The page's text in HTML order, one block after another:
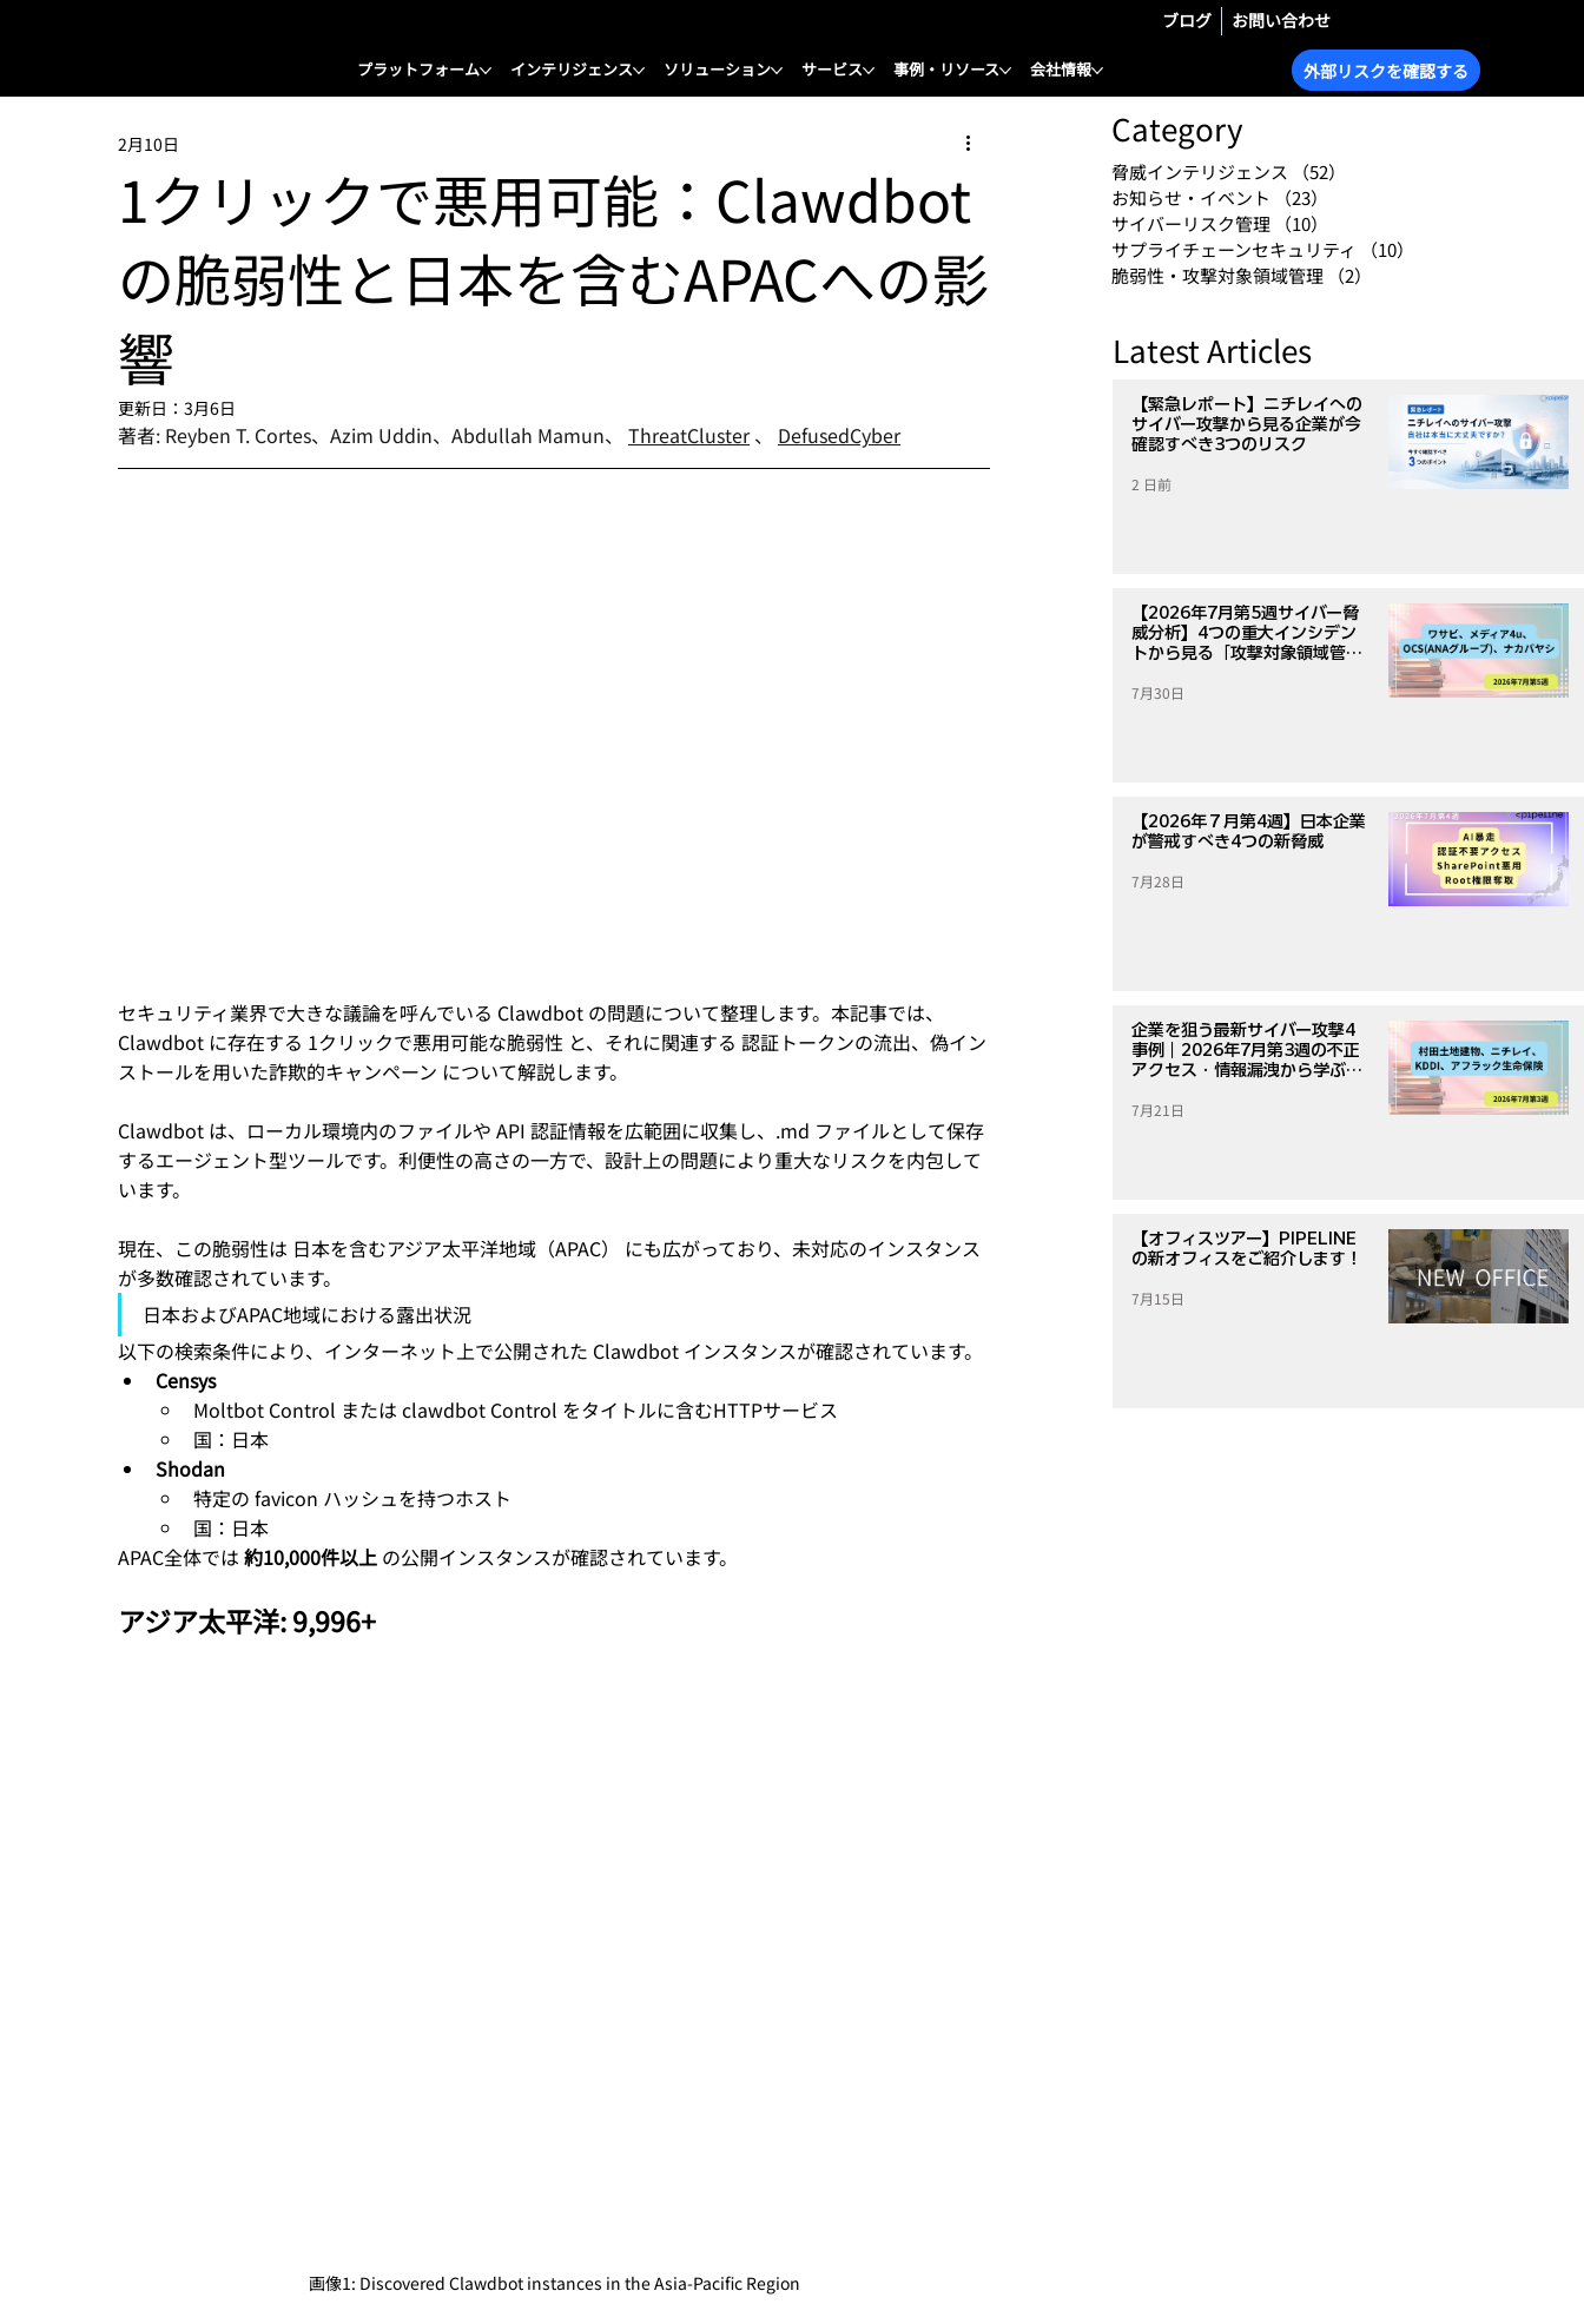
外部リスクを確認する
プラットフォーム インテリジェンス ソリューション サービス 事例・リソース 会社情報
ブログ お問い合わせ
1クリックで悪用可能：Clawdbot
の脆弱性と日本を含むAPACへの影
響
2月10日
更新日： 3月6日
著者: Reyben T. Cortes、Azim Uddin、Abdullah Mamun、 ThreatCluster 、 DefusedCyber
セキュリティ業界で大きな議論を呼んでいる Clawdbot の問題について整理します。本記事では、
Clawdbot に存在する 1クリックで悪用可能な脆弱性 と、それに関連する 認証トークンの流出、偽イン
ストールを用いた詐欺的キャンペーン について解説します。
Clawdbot は、ローカル環境内のファイルや API 認証情報を広範囲に収集し、.md ファイルとして保存
するエージェント型ツールです。利便性の高さの一方で、設計上の問題により重大なリスクを内包して
います。
現在、この脆弱性は 日本を含むアジア太平洋地域（APAC） にも広がっており、未対応のインスタンス
が多数確認されています。
日本およびAPAC地域における露出状況
以下の検索条件により、インターネット上で公開された Clawdbot インスタンスが確認されています。
Censys
Moltbot Control または clawdbot Control をタイトルに含むHTTPサービス
国：日本
Shodan
特定の favicon ハッシュを持つホスト
国：日本
APAC全体では 約10,000件以上 の公開インスタンスが確認されています。
アジア太平洋: 9,996+
画像1: Discovered Clawdbot instances in the Asia-Pacific Region
Category
脅威インテリジェンス （52）
お知らせ・イベント
（23）
サイバーリスク管理
（10）
サプライチェーンセキュリティ
（10）
脆弱性・攻撃対象領域管理
（2）
Latest Articles
【緊急レポート】ニチレイへの
サイバー攻撃から見る企業が今
確認すべき3つのリスク
2 日前
【2026年7月第5週サイバー脅
威分析】4つの重大インシデン
トから見る「攻撃対象領域管
7月30日
【2026年７月第4週】日本企業
が警戒すべき4つの新脅威
7月28日
企業を狙う最新サイバー攻撃4
事例｜2026年7月第3週の不正
アクセス・情報漏洩から学ぶ対
7月21日
【オフィスツアー】PIPELINE
の新オフィスをご紹介します！
7月15日